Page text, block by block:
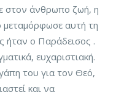
στον άνθρωπο ζωή, η
αυτή τη
ήταν ο Παράδεισος .
ευχαριστιακή.
του για τον Θεό,
και να